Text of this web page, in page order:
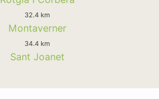
32.4 km
Montaverner
34.4 km
Sant Joanet